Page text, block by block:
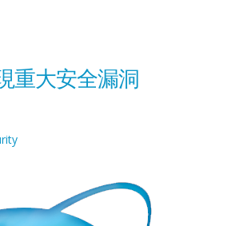
重大安全漏洞